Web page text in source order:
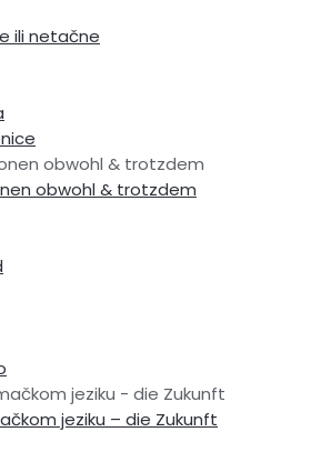
ili netačne
obwohl & trotzdem
obwohl & trotzdem
jeziku - die Zukunft
jeziku – die Zukunft